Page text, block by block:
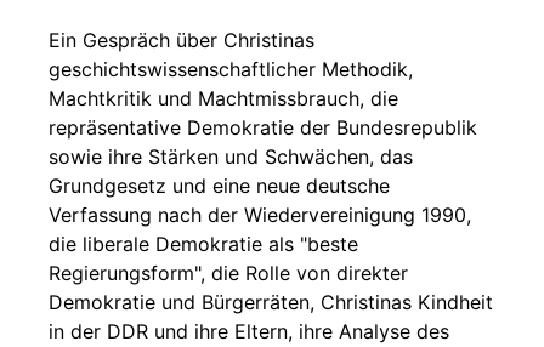
Ein Gespräch über Christinas
geschichtswissenschaftlicher Methodik,
Machtkritik und Machtmissbrauch, die
repräsentative Demokratie der Bundesrepublik
sowie ihre Stärken und Schwächen, das
Grundgesetz und eine neue deutsche
Verfassung nach der Wiedervereinigung 1990,
die liberale Demokratie als "beste
Regierungsform", die Rolle von direkter
Demokratie und Bürgerräten, Christinas Kindheit
in der DDR und ihre Eltern, ihre Analyse des